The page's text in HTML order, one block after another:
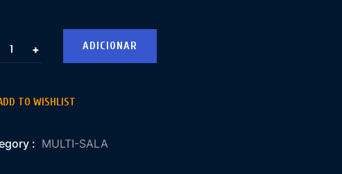
+ ADICIONAR
TO WISHLIST
: MULTI-SALA